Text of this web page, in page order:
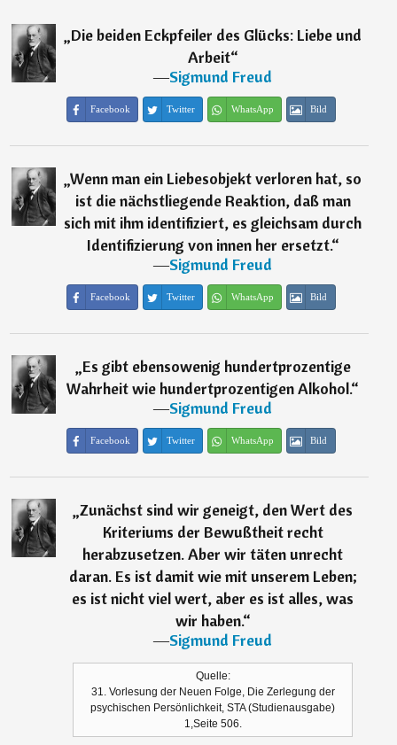
„Die beiden Eckpfeiler des Glücks: Liebe und
Arbeit“
―Sigmund Freud
Facebook Twitter WhatsApp Bild
„Wenn man ein Liebesobjekt verloren hat, so
ist die nächstliegende Reaktion, daß man
sich mit ihm identifiziert, es gleichsam durch
Identifizierung von innen her ersetzt.“
―Sigmund Freud
Facebook Twitter WhatsApp Bild
„Es gibt ebensowenig hundertprozentige
Wahrheit wie hundertprozentigen Alkohol.“
―Sigmund Freud
Facebook Twitter WhatsApp Bild
„Zunächst sind wir geneigt, den Wert des
Kriteriums der Bewußtheit recht
herabzusetzen. Aber wir täten unrecht
daran. Es ist damit wie mit unserem Leben;
es ist nicht viel wert, aber es ist alles, was
wir haben.“
―Sigmund Freud
Quelle:
31. Vorlesung der Neuen Folge, Die Zerlegung der
psychischen Persönlichkeit, STA (Studienausgabe)
1,Seite 506.